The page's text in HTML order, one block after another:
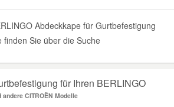
Abdeckkape für Gurtbefestigung
finden Sie über die Suche
für Ihren BERLINGO
andere CITROËN Modelle